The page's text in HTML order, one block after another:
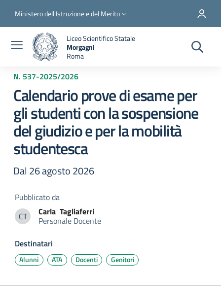
Slim top
Ministero dell'Istruzione e del Merito
Liceo Scientifico Statale
Morgagni
Roma
N. 537-2025/2026
Calendario prove di esame per
gli studenti con la sospensione
del giudizio e per la mobilità
studentesca
Dal 26 agosto 2026
Pubblicato da
CT
Carla Tagliaferri
Carla Tagliaferri
Personale Docente
Destinatari
Alunni ATA Docenti Genitori